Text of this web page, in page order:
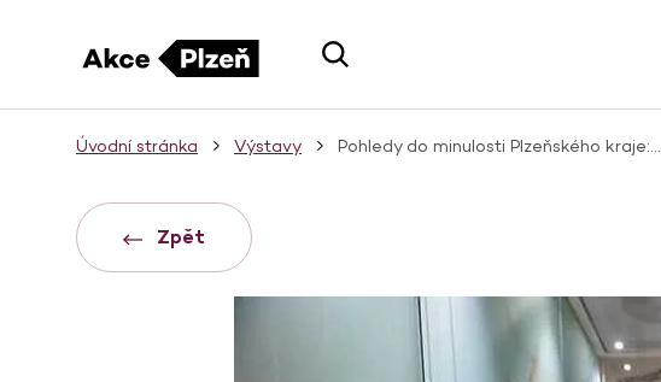
Úvodní stránka Výstavy Pohledy do minulosti Plzeňského kraje:…
Zpět